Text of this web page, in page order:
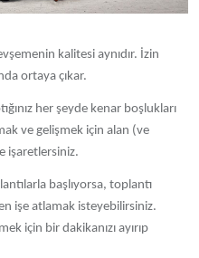
kalitesi aynıdır. İzin
ortaya çıkar.
her şeyde kenar boşlukları
ve gelişmek için alan (ve
işaretlersiniz.
başlıyorsa, toplantı
işe atlamak isteyebilirsiniz.
için bir dakikanızı ayırıp